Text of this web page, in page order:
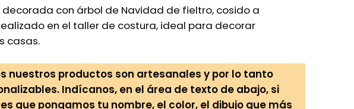
con árbol de Navidad de fieltro, cosido a
en el taller de costura, ideal para decorar
casas.
nuestros productos son artesanales y por lo tanto
Indícanos, en el área de texto de abajo, si
que pongamos tu nombre, el color, el dibujo que más